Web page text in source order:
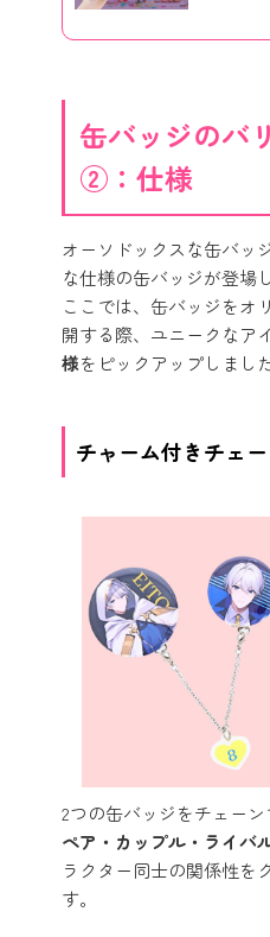
缶バッジのバ
②：仕様
オーソドックスな缶バッ
な仕様の缶バッジが登場
ここでは、缶バッジをオ
開する際、ユニークなア
様をピックアップしました
チャーム付きチェ
2つの缶バッジをチェーン
ペア・カップル・ライバ
ラクター同士の関係性を
す。